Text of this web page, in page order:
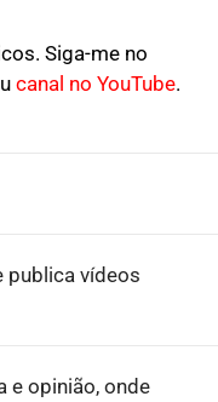
Siga-me no
canal no YouTube.
publica vídeos
e opinião, onde